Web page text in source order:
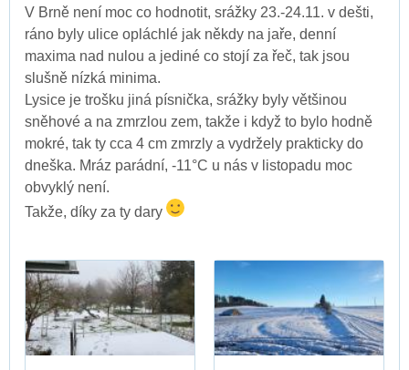
V Brně není moc co hodnotit, srážky 23.-24.11. v dešti,
ráno byly ulice opláchlé jak někdy na jaře, denní
maxima nad nulou a jediné co stojí za řeč, tak jsou
slušně nízká minima.
Lysice je trošku jiná písnička, srážky byly většinou
sněhové a na zmrzlou zem, takže i když to bylo hodně
mokré, tak ty cca 4 cm zmrzly a vydržely prakticky do
dneška. Mráz parádní, -11°C u nás v listopadu moc
obvyklý není.
Takže, díky za ty dary